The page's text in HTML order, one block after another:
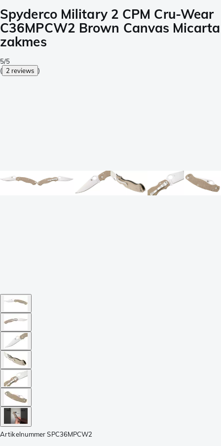
Spyderco Military 2 CPM Cru-Wear
C36MPCW2 Brown Canvas Micarta
zakmes
5/5
( 2 reviews )
Artikelnummer SPC36MPCW2